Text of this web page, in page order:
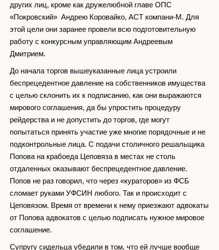
других лиц, кроме как дружелюбной главе ОПС
«Покровский» Андрею Коровайко, АСТ компани-М. Для
этой цели они заранее провели всю подготовительную
работу с конкурсным управляющим Андреевым
Дмитрием.
До начала торгов вышеуказанные лица устроили
беспрецедентное давление на собственников имущества
с целью склонить их к подписанию, как они выражаются
мирового соглашения, да бы упростить процедуру
рейдерства и не допустить до торгов, где могут
попытаться принять участие уже многие порядочные и не
подконтрольные лица. С подачи столичного решальщика
Попова на крабоеда Цеповяза в местах не столь
отдаленных оказывают беспрецедентное давление.
Попов не раз говорил, что через «кураторов» из ФСБ
сломает руками УФСИН любого. Так и происходит с
Цеповязом. Время от времени к нему приезжают адвокаты
от Попова адвокатов с целью подписать нужное мировое
соглашение.
Супругу сидельца убедили в том, что ей лучше вообще